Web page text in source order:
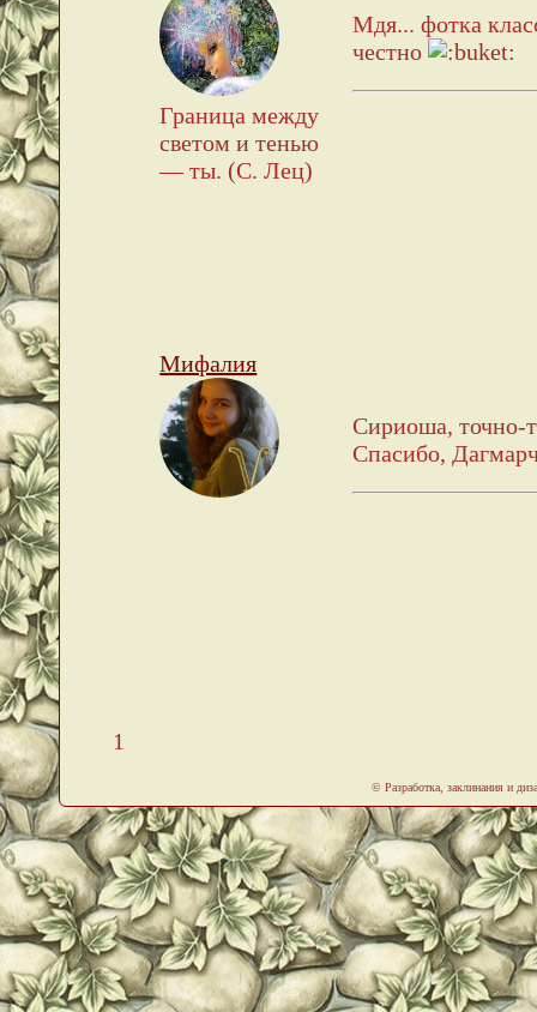
Граница между
светом и тенью
— ты. (С. Лец)
Мдя... фотка
честно
Мифалия
Сириоша, точно-
Спасибо,
1
© Разработка, заклинания и